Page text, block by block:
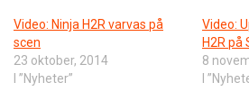
Video: Ninja H2R varvas på
scen
23 oktober, 2014
I ”Nyheter”
Video:
H2R på
8
I